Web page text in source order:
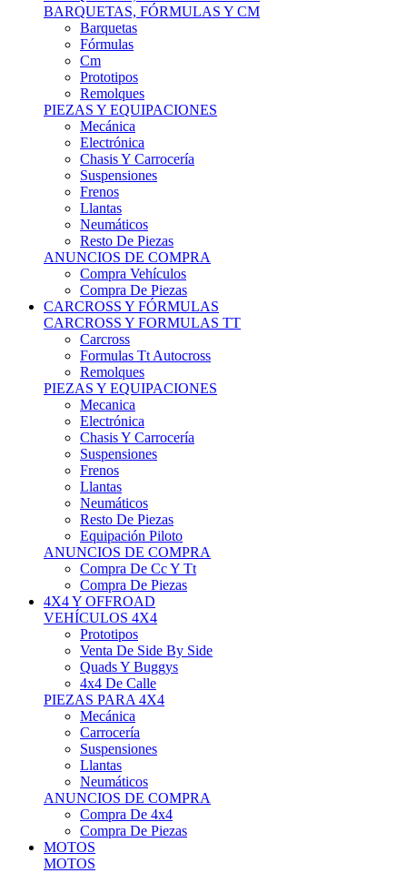
Barquetas
Fórmulas
Cm
Prototipos
Remolques
PIEZAS Y EQUIPACIONES
Mecánica
Electrónica
Chasis Y Carrocería
Suspensiones
Frenos
Llantas
Neumáticos
Resto De Piezas
ANUNCIOS DE COMPRA
Compra Vehículos
Compra De Piezas
CARCROSS Y FÓRMULAS
CARCROSS Y FORMULAS TT
Carcross
Formulas Tt Autocross
Remolques
PIEZAS Y EQUIPACIONES
Mecanica
Electrónica
Chasis Y Carrocería
Suspensiones
Frenos
Llantas
Neumáticos
Resto De Piezas
Equipación Piloto
ANUNCIOS DE COMPRA
Compra De Cc Y Tt
Compra De Piezas
4X4 Y OFFROAD
VEHÍCULOS 4X4
Prototipos
Venta De Side By Side
Quads Y Buggys
4x4 De Calle
PIEZAS PARA 4X4
Mecánica
Carrocería
Suspensiones
Llantas
Neumáticos
ANUNCIOS DE COMPRA
Compra De 4x4
Compra De Piezas
MOTOS
MOTOS
Motos De Circuito